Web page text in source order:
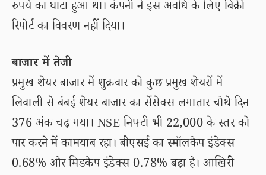
रुपये का घाटा हुआ था। कंपनी ने इस अवधि के लिए बिक्री
रिपोर्ट का विवरण नहीं दिया।
बाजार में तेजी
प्रमुख शेयर बाजार में शुक्रवार को कुछ प्रमुख शेयरों में
लिवाली से बंबई शेयर बाजार का सेंसेक्स लगातार चौथे दिन
376 अंक चढ़ गया। NSE निफ्टी भी 22,000 के स्तर को
पार करने में कामयाब रहा। बीएसई का स्मॉलकैप इंडेक्स
0.68% और मिडकैप इंडेक्स 0.78% बढ़ा है। आखिरी